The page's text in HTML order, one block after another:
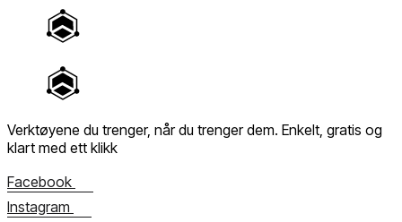
Verktøyene du trenger, når du trenger dem. Enkelt, gratis og
klart med ett klikk
Facebook
Instagram